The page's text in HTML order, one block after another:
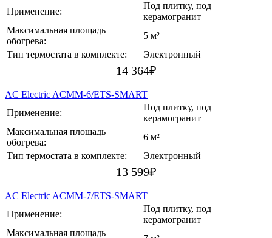
Применение:
Под плитку, под
керамогранит
Максимальная площадь
обогрева:
5 м²
Тип термостата в комплекте:
Электронный
14 364₽
AC Electric ACMM-6/ETS-SMART
Применение:
Под плитку, под
керамогранит
Максимальная площадь
обогрева:
6 м²
Тип термостата в комплекте:
Электронный
13 599₽
AC Electric ACMM-7/ETS-SMART
Применение:
Под плитку, под
керамогранит
Максимальная площадь